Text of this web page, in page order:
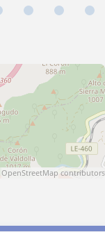
OpenStreetMap contributors